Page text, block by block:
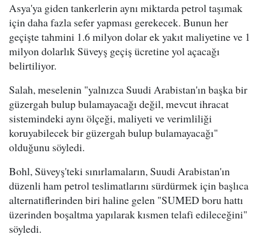
Asya'ya giden tankerlerin aynı miktarda petrol taşımak
için daha fazla sefer yapması gerekecek. Bunun her
geçişte tahmini 1.6 milyon dolar ek yakıt maliyetine ve 1
milyon dolarlık Süveyş geçiş ücretine yol açacağı
belirtiliyor.
Salah, meselenin "yalnızca Suudi Arabistan'ın başka bir
güzergah bulup bulamayacağı değil, mevcut ihracat
sistemindeki aynı ölçeği, maliyeti ve verimliliği
koruyabilecek bir güzergah bulup bulamayacağı"
olduğunu söyledi.
Bohl, Süveyş'teki sınırlamaların, Suudi Arabistan'ın
düzenli ham petrol teslimatlarını sürdürmek için başlıca
alternatiflerinden biri haline gelen "SUMED boru hattı
üzerinden boşaltma yapılarak kısmen telafi edileceğini"
söyledi.